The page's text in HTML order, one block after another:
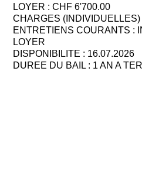
LOYER : CHF 6'700.00
CHARGES (INDIVIDUELLES)
ENTRETIENS COURANTS :
LOYER
DISPONIBILITE : 16.07.2026
DUREE DU BAIL : 1 AN A